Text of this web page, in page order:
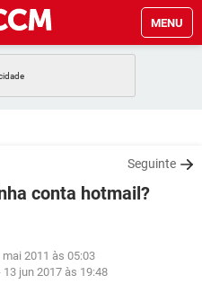
MENU
GMAIL
WHATSAPP
EXCEL
FACEBOOK
Seguinte
conta hotmail?
mai 2011 às 05:03
13 jun 2017 às 19:48